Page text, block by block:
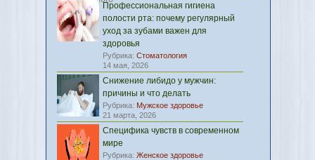
Профессиональная гигиена
полости рта: почему регулярный
уход за зубами важен для
здоровья
Рубрика: Стоматология
14 мая, 2026
Снижение либидо у мужчин:
причины и что делать
Рубрика: Мужское здоровье
21 марта, 2026
Специфика чувств в современном
мире
Рубрика: Женское здоровье